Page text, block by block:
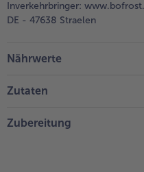
Inverkehrbringer:
DE - 47638 Straelen
Nährwerte
Zutaten
Zubereitung